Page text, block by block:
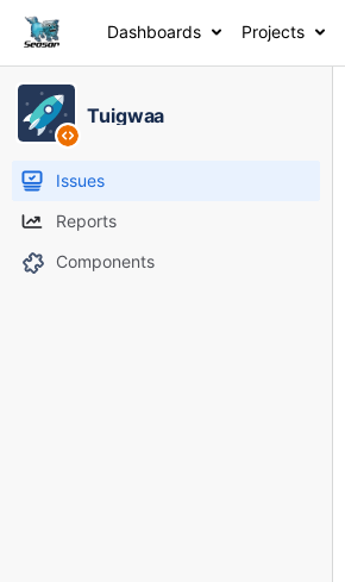
Dashboards Projects
Tuigwaa
Issues
Reports
Components